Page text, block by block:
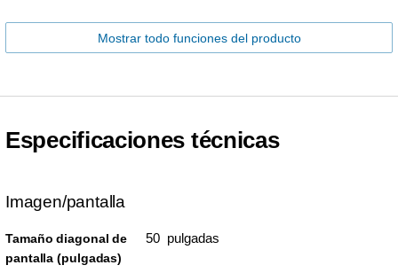
Mostrar todo funciones del producto
Especificaciones técnicas
Imagen/pantalla
Tamaño diagonal de
pantalla (pulgadas)
50 pulgadas